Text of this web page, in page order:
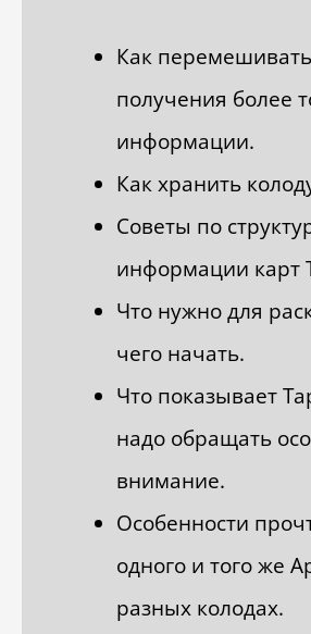
Как
получения более
информации.
Как хранить
Советы по
информации карт
Что нужно для
чего начать.
Что показывает
надо обращать
внимание.
Особенности
одного и того же
разных колодах.